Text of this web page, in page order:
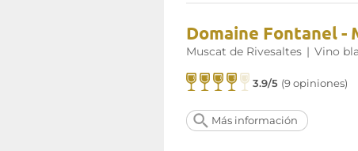
Domaine Fontanel -
Muscat de Rivesaltes | Vino
3.9/5 (9 opiniones)
Más información